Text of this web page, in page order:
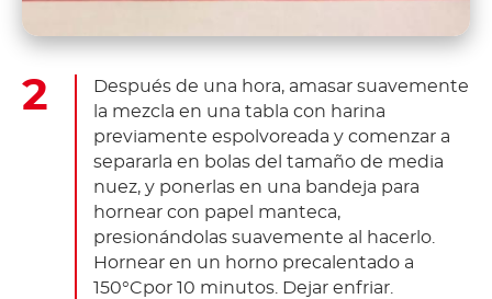
Después de una hora, amasar suavemente
la mezcla en una tabla con harina
previamente espolvoreada y comenzar a
separarla en bolas del tamaño de media
nuez, y ponerlas en una bandeja para
hornear con papel manteca,
presionándolas suavemente al hacerlo.
Hornear en un horno precalentado a
150°Cpor 10 minutos. Dejar enfriar.